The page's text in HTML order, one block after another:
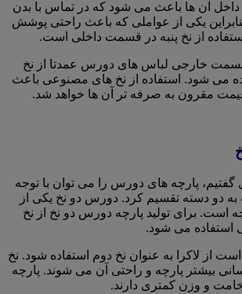
داخل آن ها باعث می شود که در تماس با بدن
یکی از عواملی که باعث راحتی پوشش
از نخ پنبه در قسمت داخلی است.
خارجی لباس های دورس عمدتا از نخ
می شود. استفاده از نخ های مصنوعی باعث
مقرون به صرفه تر آن ها خواهد شد.
پارچه های دورس را می توان با توجه
به دو دسته تقسیم کرد. دورس دو نخ یکی از
است. برای تولید پارچه دورس دو نخ از نخ
استفاده می شود.
از لاکرا به عنوان نخ دوم استفاده شود. نخ
بیشتر پارچه و راحتی آن می شوند. پارچه
و وزن کمتری دارند.